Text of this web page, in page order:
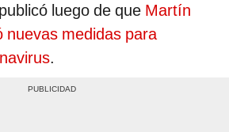
luego de que Martín
nuevas medidas para
.